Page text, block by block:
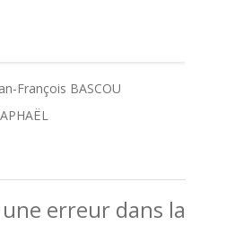
François BASCOU
erreur dans la